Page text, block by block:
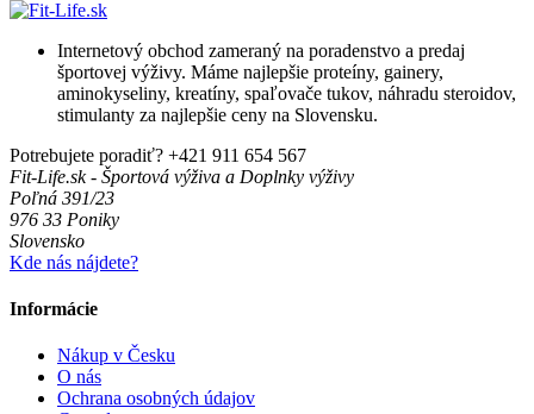
Internetový obchod zameraný na poradenstvo a predaj
športovej výživy. Máme najlepšie proteíny, gainery,
aminokyseliny, kreatíny, spaľovače tukov, náhradu steroidov,
stimulanty za najlepšie ceny na Slovensku.
Potrebujete poradiť? +421 911 654 567
Fit-Life.sk - Športová výživa a Doplnky výživy
Poľná 391/23
976 33 Poniky
Slovensko
Kde nás nájdete?
Informácie
Nákup v Česku
O nás
Ochrana osobných údajov